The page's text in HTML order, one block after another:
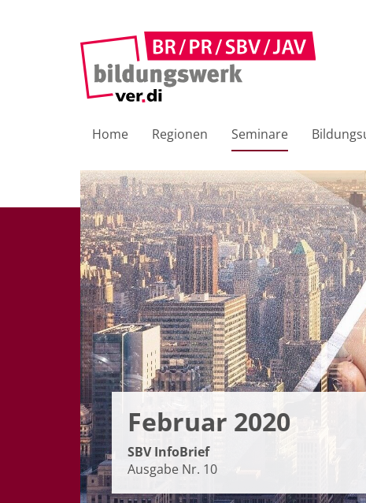
Home Regionen Seminare
Februar 2020
SBV InfoBrief
Ausgabe Nr. 10